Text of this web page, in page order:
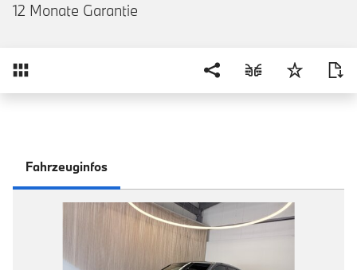
12 Monate Garantie
Fahrzeuginfos